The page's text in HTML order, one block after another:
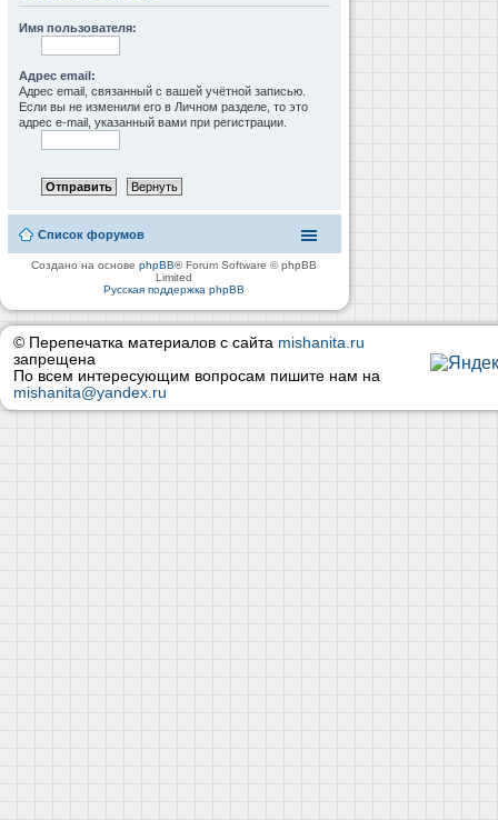
Имя пользователя:
Адрес email:
Адрес email, связанный с вашей учётной записью.
Если вы не изменили его в Личном разделе, то это
адрес e-mail, указанный вами при регистрации.
Список форумов
Создано на основеphpBB® Forum Software © phpBB
Limited
Русская поддержка phpBB
© Перепечатка материалов с сайта mishanita.ru
запрещена
По всем интересующим вопросам пишите нам на
mishanita@yandex.ru